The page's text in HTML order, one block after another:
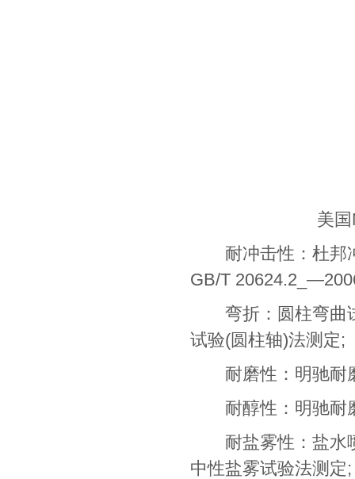
美
耐冲击性：杜邦冲
GB/T
弯折：圆柱弯曲试
试验(圆柱轴)法测定;
耐磨性：明驰耐磨
耐醇性：明驰耐磨
耐盐雾性：盐水
中性盐雾试验法测定;